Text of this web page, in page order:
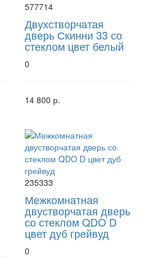
577714
Двухстворчатая
дверь Скинни 33 со
стеклом цвет белый
0
14 800 р.
235333
Межкомнатная
двустворчатая дверь
со стеклом QDO D
цвет дуб грейвуд
0